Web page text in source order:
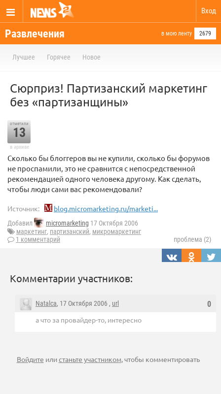
Вход
Развлечения в мою ленту 2679
Лучшее Горячее Новое
Сюрприз! Партизанский маркетинг
без «партизанщины»
отметили
13
в архиве
Сколько бы блоггеров вы не купили, сколько бы форумов
не проспамили, это не сравнится с непосредственной
рекомендацией одного человека другому. Как сделать,
чтобы люди сами вас рекомендовали?
Источник: blog.micromarketing.ru/marketi...
Добавил micromarketing 17 Октября 2006
маркетинг, партизанский, микромаркетинг
1 комментарий
проблема (2)
Комментарии участников:
0
Natalca, 17 Октября 2006 , url
а что за провайдер-то, интересно
Войдите илистаньте участником, чтобы комментировать